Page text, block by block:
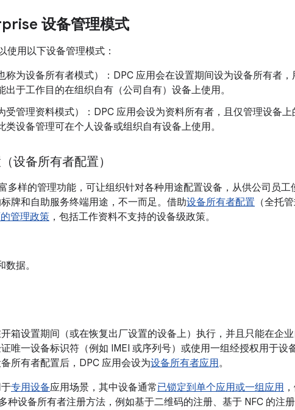
设备管理模式
使用以下设备管理模式：
称为设备所有者模式） ：DPC 应用会在设置期间设为设备所有者
出于工作目的在组织自有（公司自有）设备上使用。
受管理资料模式） ：DPC 应用会设为资料所有者 ，且仅管理设备
类设备管理可在个人设备或组织自有设备上使用。
设备所有者配置）
多样的管理功能，可让组织针对各种用途配置设备，从供公司员工
牌和自助服务终端用途，不一而足。借助设备所有者配置 （全托
管理政策 ，包括工作资料不支持的设备级政策。
据。
箱设置期间（或在恢复出厂设置的设备上）执行，并且只能在企
唯一设备标识符（例如 IMEI 或序列号）或使用一组经授权用于设
所有者配置后，DPC 应用会设为设备所有者应用。
专用设备应用场景，其中设备通常已锁定到单个应用或一组应用
种设备所有者注册方法，例如基于二维码的注册、基于 NFC 的注